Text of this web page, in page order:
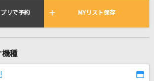
タイムで歌われている曲の一覧
リで予約 MYリスト保存
機種